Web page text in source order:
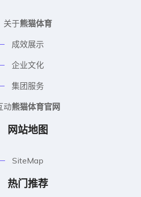
关于熊猫体育
成效展示
企业文化
集团服务
动熊猫体育官网
网站地图
SiteMap
热门推荐